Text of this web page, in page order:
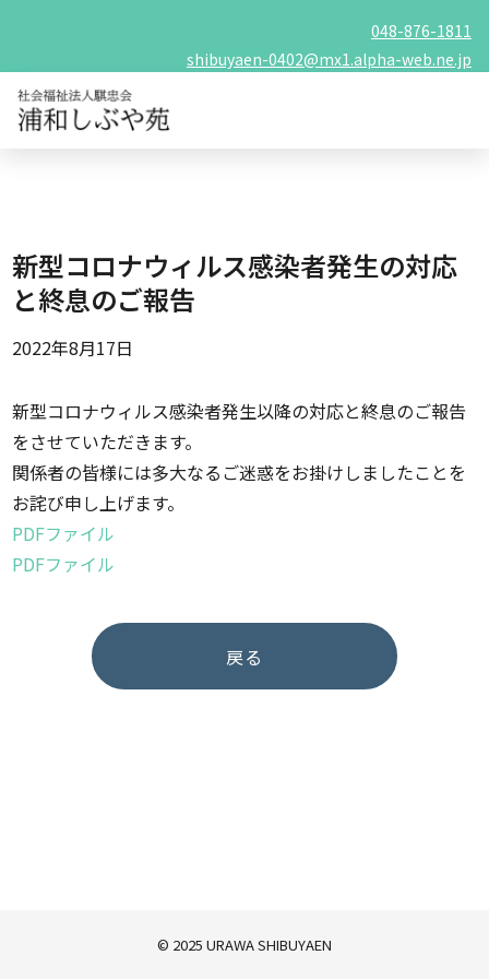
048-876-1811
shibuyaen-0402@mx1.alpha-web.ne.jp
新型コロナウィルス感染者発生の対応
と終息のご報告
2022年8月17日
新型コロナウィルス感染者発生以降の対応と終息のご報告
をさせていただきます。
関係者の皆様には多大なるご迷惑をお掛けしましたことを
お詫び申し上げます。
PDFファイル
PDFファイル
戻る
© 2025 URAWA SHIBUYAEN